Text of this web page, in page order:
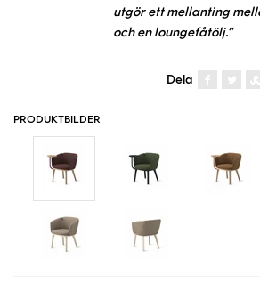
utgör ett mellanting
och en loungefåtölj.”
Dela
PRODUKTBILDER